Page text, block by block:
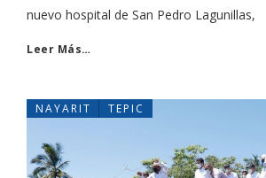
nuevo hospital de San Pedro Lagunillas,
Leer Más…
NAYARIT TEPIC